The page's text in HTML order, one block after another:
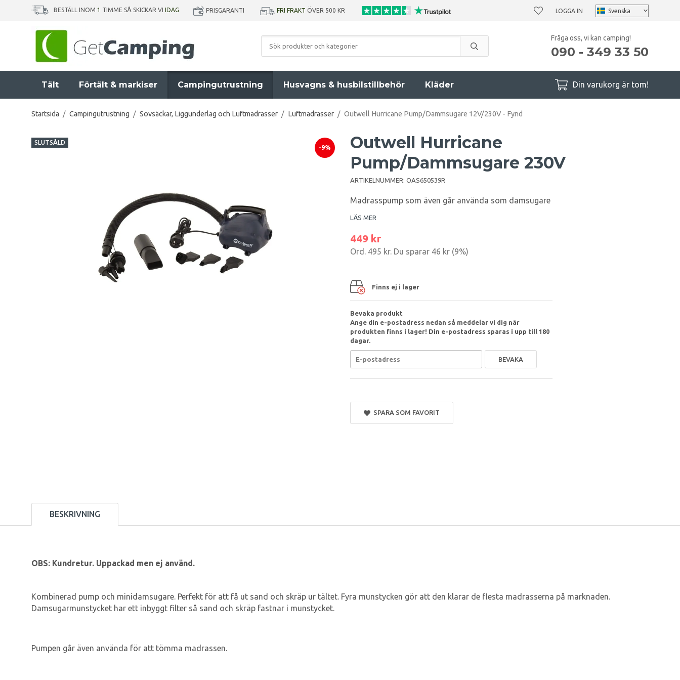
BESTÄLL INOM 1 TIMME SÅ SKICKAR VI IDAG PRISGARANTI FRI FRAKT ÖVER 500 KR LOGGA IN
Fråga oss, vi kan camping!
090 - 349 33 50
Tält Förtält & markiser Campingutrustning Husvagns & husbilstillbehör Kläder Din varukorg är tom!
Startsida / Campingutrustning / Sovsäckar, Liggunderlag och Luftmadrasser / Luftmadrasser / Outwell Hurricane Pump/Dammsugare 12V/230V - Fynd
SLUTSÅLD
-9%
Outwell Hurricane
Pump/Dammsugare 230V
ARTIKELNUMMER: OAS650539R
Madrasspump som även går använda som damsugare
LÄS MER
449 kr
Ord. 495 kr. Du sparar 46 kr (9%)
Finns ej i lager
Bevaka produkt
Ange din e-postadress nedan så meddelar vi dig när
produkten finns i lager! Din e-postadress sparas i upp till 180
dagar.
BEVAKA
SPARA SOM FAVORIT
BESKRIVNING
OBS: Kundretur. Uppackad men ej använd.
Kombinerad pump och minidamsugare. Perfekt för att få ut sand och skräp ur tältet. Fyra munstycken gör att den klarar de flesta madrasserna på marknaden.
Damsugarmunstycket har ett inbyggt filter så sand och skräp fastnar i munstycket.
Pumpen går även använda för att tömma madrassen.